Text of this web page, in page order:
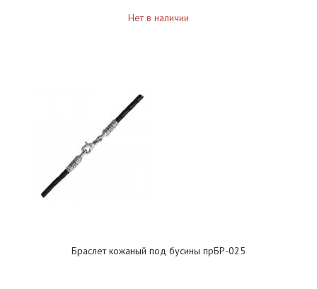
Нет в наличии
Браслет кожаный под бусины прБР-025